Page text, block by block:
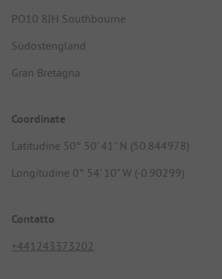
PO10 8JH Southbourne
Südostengland
Gran Bretagna
Coordinate
Latitudine 50° 50' 41" N (50.844978)
Longitudine 0° 54' 10" W (-0.90299)
Contatto
+441243373202